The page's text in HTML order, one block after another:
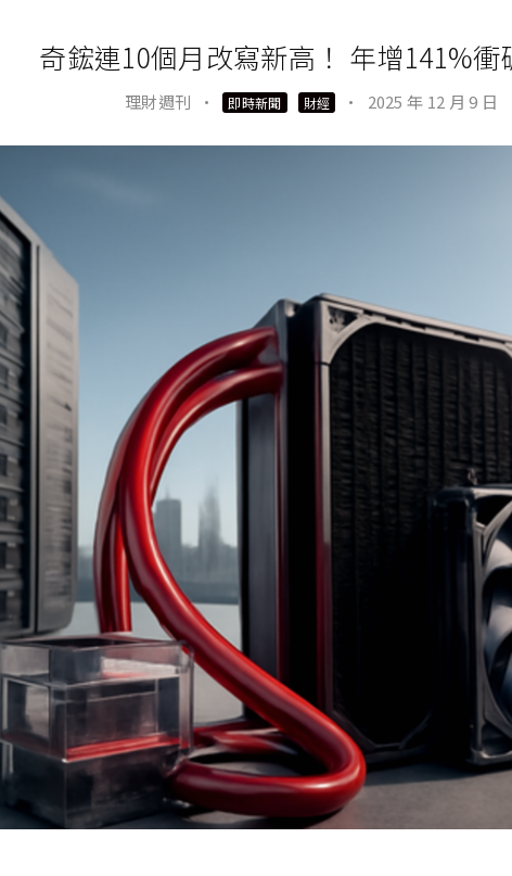
奇鋐連10個月改寫新高！ 年增141%衝
理財週刊 · 即時新聞 財經 · 2025 年 12 月 9 日